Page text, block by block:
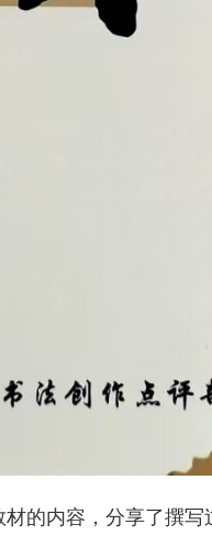
内容，分享了撰写